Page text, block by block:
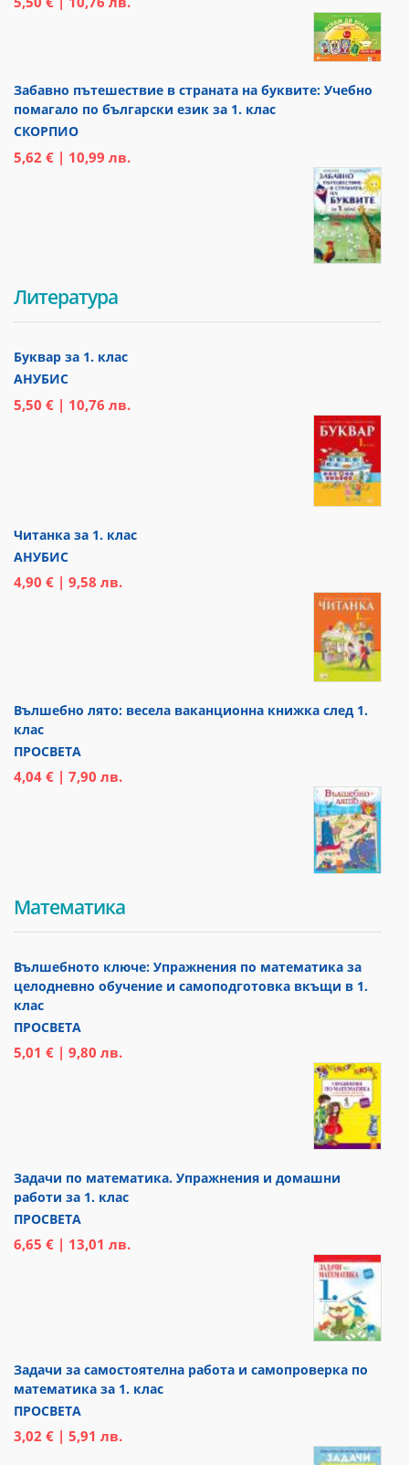
Забавно пътешествие в страната на буквите: Учебно
помагало по български език за 1. клас
СКОРПИО
5,62 € | 10,99 лв.
Литература
Буквар за 1. клас
АНУБИС
5,50 € | 10,76 лв.
Читанка за 1. клас
АНУБИС
4,90 € | 9,58 лв.
Вълшебно лято: весела ваканционна книжка след 1.
клас
ПРОСВЕТА
4,04 € | 7,90 лв.
Математика
Вълшебното ключе: Упражнения по математика за
целодневно обучение и самоподготовка вкъщи в 1.
клас
ПРОСВЕТА
5,01 € | 9,80 лв.
Задачи по математика. Упражнения и домашни
работи за 1. клас
ПРОСВЕТА
6,65 € | 13,01 лв.
Задачи за самостоятелна работа и самопроверка по
математика за 1. клас
ПРОСВЕТА
3,02 € | 5,91 лв.